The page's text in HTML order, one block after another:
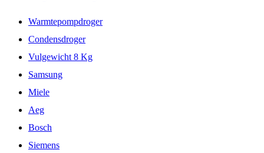
Warmtepompdroger
Condensdroger
Vulgewicht 8 Kg
Samsung
Miele
Aeg
Bosch
Siemens